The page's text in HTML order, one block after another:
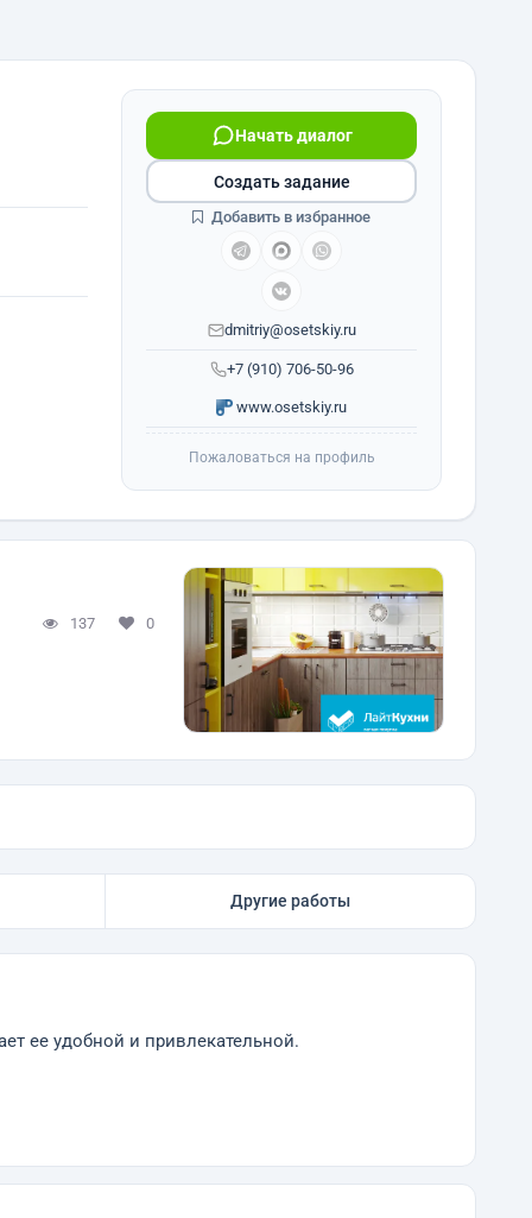
+7 (910) 706-50-96
Начать диалог
dmitriy@osetskiy.ru
www.osetskiy.ru
Создать задание
Добавить в избранное
Пожаловаться на профиль
137 0
Другие работы
ее удобной и привлекательной.